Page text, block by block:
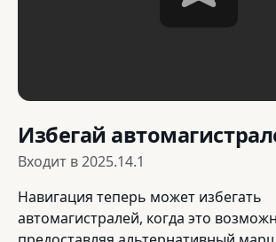
Избегай
Входит в2025.14.1
Навигация теперь может избегать
автомагистралей, когда это